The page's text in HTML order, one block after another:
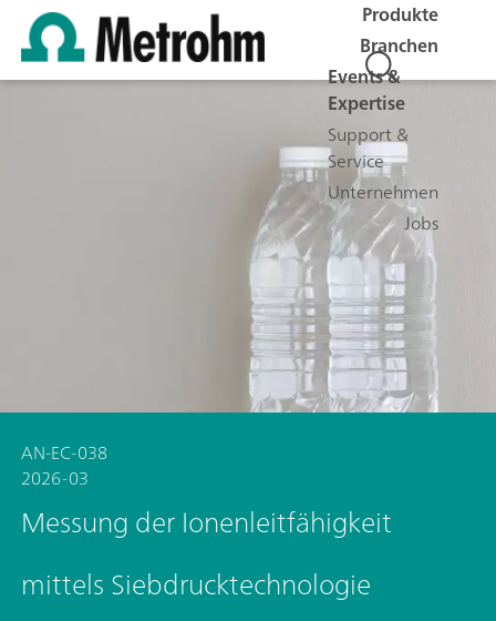
Produkte
Branchen
Events &
Expertise
Support &
Service
Unternehmen
Jobs
AN-EC-038
2026-03
Messung der Ionenleitfähigkeit
mittels Siebdrucktechnologie